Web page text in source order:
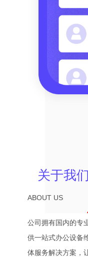
关于我们
ABOUT US
公司拥有国内的专
供一站式办公设备
体服务解决方案，